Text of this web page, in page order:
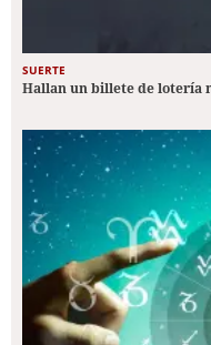
SUERTE
Hallan un billete de lotería